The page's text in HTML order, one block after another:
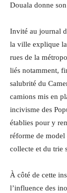
Douala donne
Invité au journal
la ville explique la
rues de la
liés notamment,
salubrité du
camions mis en
incivisme des
établies pour y
réforme de model
collecte et du trie
À côté de cette
l’influence des